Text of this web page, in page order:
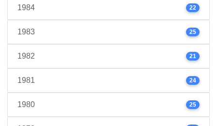
1984 22
1983 25
1982 21
1981 24
1980 25